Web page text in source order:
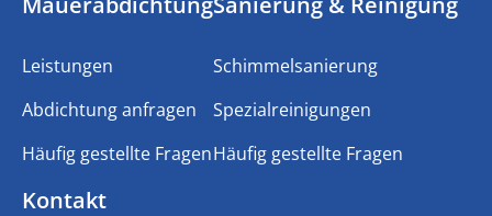
Leistungen
Abdichtung anfragen
Häufig gestellte Fragen
Schimmelsanierung
Spezialreinigungen
Häufig gestellte Fragen
Kontakt